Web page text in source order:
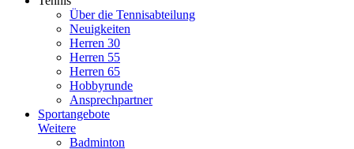
Über die Tennisabteilung
Neuigkeiten
Herren 30
Herren 55
Herren 65
Hobbyrunde
Ansprechpartner
Sportangebote
Weitere
Badminton